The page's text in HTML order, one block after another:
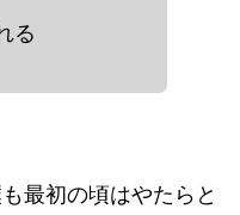
る
最初の頃はやたらと